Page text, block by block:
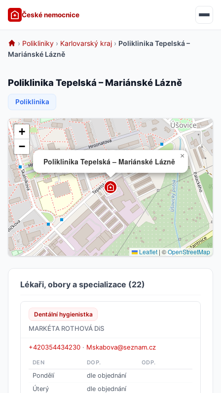
České nemocnice
› Polikliniky › Karlovarský kraj › Poliklinika Tepelská –
Mariánské Lázně
Poliklinika Tepelská – Mariánské Lázně
Poliklinika
Poliklinika Tepelská – Mariánské Lázně
×
+
−
Leaflet | ©OpenStreetMap
Lékaři, obory a specializace (22)
Dentální hygienistka
MARKÉTA ROTHOVÁ DiS
+420354434230 · Mskabova@seznam.cz
DEN DOP. ODP.
Pondělí
dle objednání
Úterý
dle objednání